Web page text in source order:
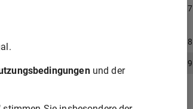
vom 10. Januar 1989 (GVBl S. 5).
Änderungsverordnungen.
§ 7
§ 8
§ 9
und der